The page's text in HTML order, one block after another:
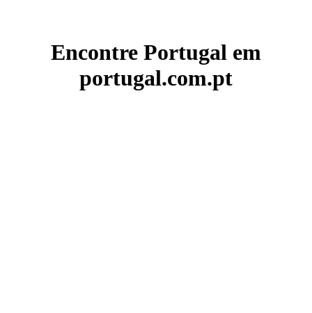
Encontre Portugal em
portugal.com.pt